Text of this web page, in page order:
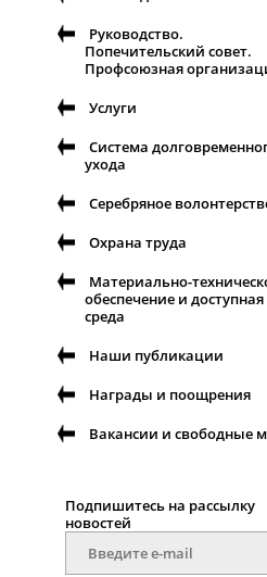
Руководство.
Попечительский совет.
Профсоюзная
Услуги
Система
ухода
Серебряное
Охрана труда
Материально-
обеспечение и доступная
среда
Наши публикации
Награды и поощрения
Вакансии и свободные
Подпишитесь на рассылку
новостей